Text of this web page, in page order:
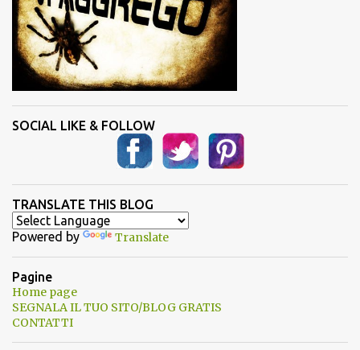
SOCIAL LIKE & FOLLOW
TRANSLATE THIS BLOG
Powered by Translate
Pagine
Home page
SEGNALA IL TUO SITO/BLOG GRATIS
CONTATTI